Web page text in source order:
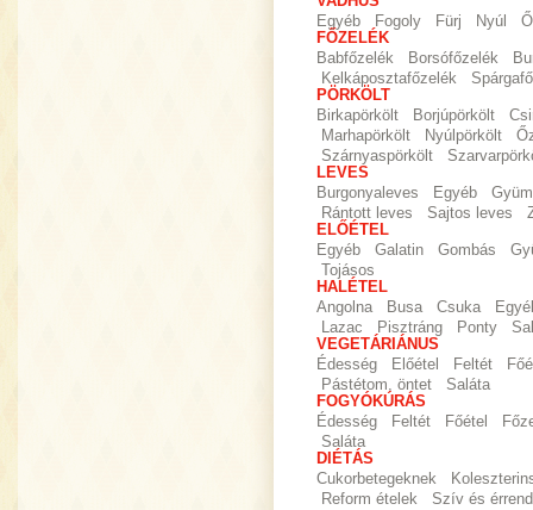
Egyéb
Fogoly Fürj Nyúl
FŐZELÉK
Babfőzelék
Borsófőzelék
Kelkáposztafőzelék
PÖRKÖLT
Birkapörkölt
Borjúpörkölt
Marhapörkölt
Nyúlpörkölt
Szárnyaspörkölt
LEVES
Burgonyaleves
Egyéb
Rántott leves
Sajtos leves
ELŐÉTEL
Egyéb
Galatin Gombás
Tojásos
HALÉTEL
Angolna
Busa Csuka
Lazac
Pisztráng Ponty
VEGETÁRIÁNUS
Édesség
Előétel Feltét
Pástétom, öntet
Saláta
FOGYÓKÚRÁS
Édesség
Feltét Főétel
Saláta
DIÉTÁS
Cukorbetegeknek
Reform ételek
Szív és